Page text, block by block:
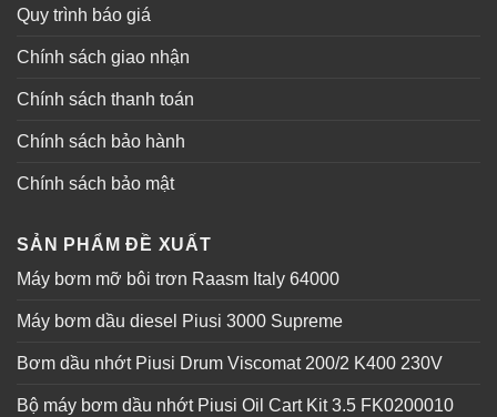
Quy trình báo giá
Chính sách giao nhận
Chính sách thanh toán
Chính sách bảo hành
Chính sách bảo mật
SẢN PHẨM ĐỀ XUẤT
Máy bơm mỡ bôi trơn Raasm Italy 64000
Máy bơm dầu diesel Piusi 3000 Supreme
Bơm dầu nhớt Piusi Drum Viscomat 200/2 K400 230V
Bộ máy bơm dầu nhớt Piusi Oil Cart Kit 3.5 FK0200010